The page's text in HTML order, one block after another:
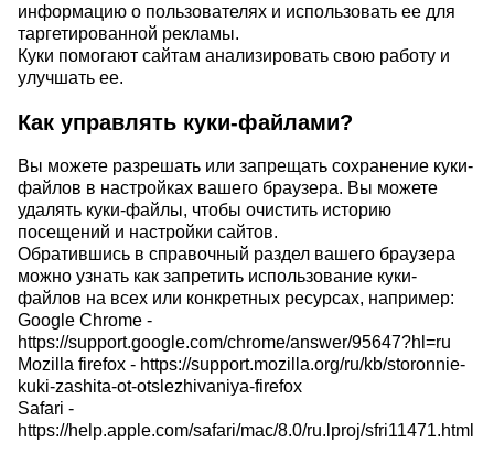
информацию о пользователях и использовать ее для
таргетированной рекламы.
Куки помогают сайтам анализировать свою работу и
улучшать ее.
Как управлять куки-файлами?
Вы можете разрешать или запрещать сохранение куки-
файлов в настройках вашего браузера. Вы можете
удалять куки-файлы, чтобы очистить историю
посещений и настройки сайтов.
Обратившись в справочный раздел вашего браузера
можно узнать как запретить использование куки-
файлов на всех или конкретных ресурсах, например:
Google Chrome -
https://support.google.com/chrome/answer/95647?hl=ru
Mozilla firefox - https://support.mozilla.org/ru/kb/storonnie-
kuki-zashita-ot-otslezhivaniya-firefox
Safari -
https://help.apple.com/safari/mac/8.0/ru.lproj/sfri11471.html